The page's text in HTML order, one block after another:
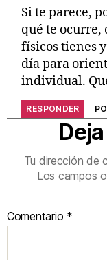
Si te parece,
qué te ocurre,
físicos tienes
día para
individual.
RESPONDER
Tu dirección de
Los campos
Comentario *